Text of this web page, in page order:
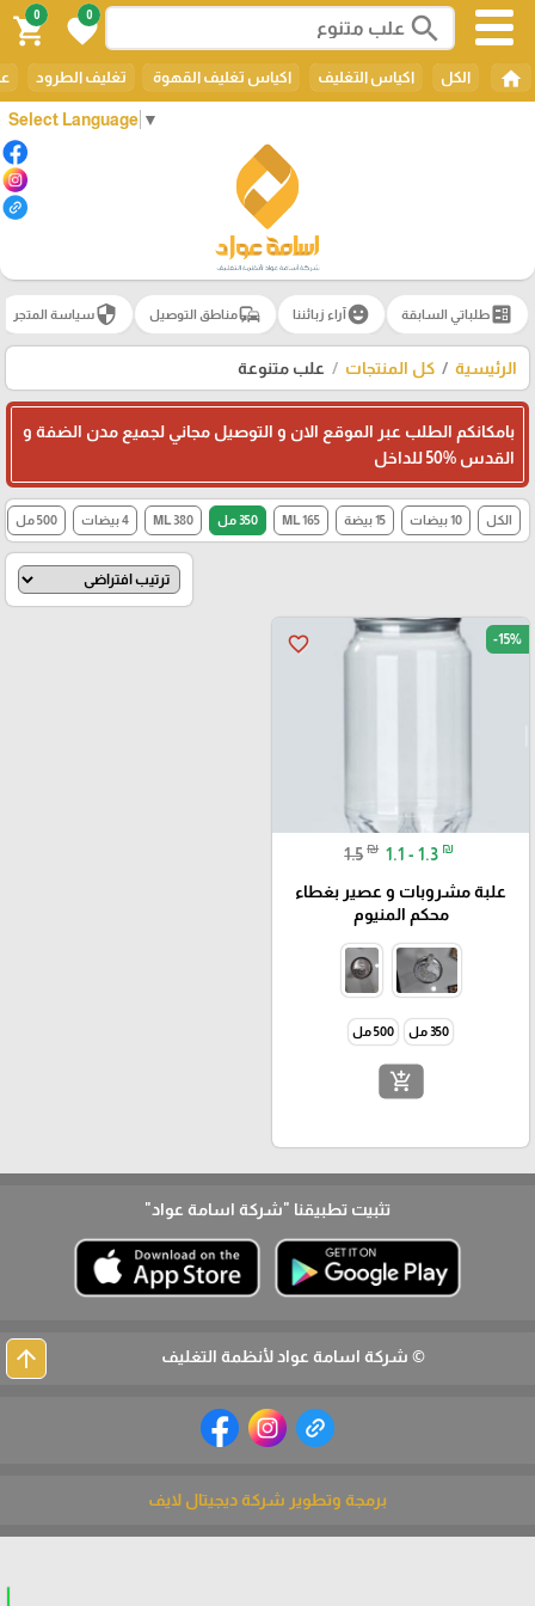
Select Language ▼
search
0
favorite
0
shopping_cart
home الكل اكياس التغليف اكياس تغليف القهوة تغليف الطرود
ballotطلباتي السابقة emoji_emotionsآراء زبائننا commuteمناطق التوصيل securityسياسة المتجر
الرئيسية كل المنتجات علب متنوعة
بامكانكم الطلب عبر الموقع الان و التوصيل مجاني لجميع مدن الضفة و
القدس 50‎%‎ للداخل
الكل 10 بيضات 15 بيضة 165 ML 350 مل 380 ML 4 بيضات 500 مل
favorite_border -15%
1.5 ₪ 1.1 - 1.3 ₪
علبة مشروبات و عصير بغطاء
محكم المنيوم
350 مل 500 مل
add_shopping_cart
تثبيت تطبيقنا "شركة اسامة عواد"
© شركة اسامة عواد لأنظمة التغليف arrow_upward
برمجة وتطوير شركة ديجيتال لايف